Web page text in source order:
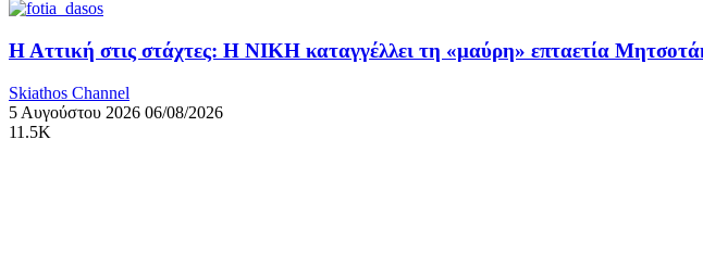
Η Αττική στις στάχτες: Η ΝΙΚΗ καταγγέλλει τη «μαύρη» επταετία
Skiathos Channel
5 Αυγούστου 2026 06/08/2026
11.5K